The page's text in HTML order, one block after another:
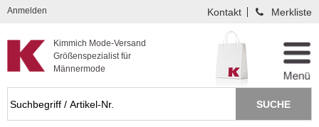
Kompletten Head der Seite überspringen
Kimmich Mode-Versand
Größenspezialist für
Männermode
Anmelden Kontakt Merkliste